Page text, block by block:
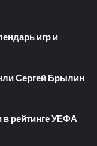
игр и
Сергей Брылин
в рейтинге УЕФА